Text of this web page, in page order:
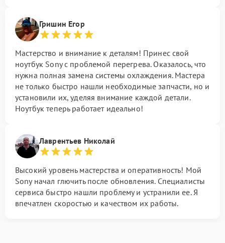
Гришин Егор
Мастерство и внимание к деталям! Принес свой
ноутбук Sony с проблемой перегрева. Оказалось, что
нужна полная замена системы охлаждения. Мастера
не только быстро нашли необходимые запчасти, но и
установили их, уделяя внимание каждой детали.
Ноутбук теперь работает идеально!
Лаврентьев Николай
Высокий уровень мастерства и оперативность! Мой
Sony начал глючить после обновления. Специалисты
сервиса быстро нашли проблему и устранили ее. Я
впечатлен скоростью и качеством их работы.